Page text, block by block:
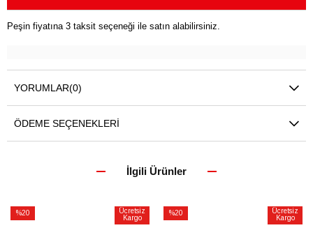
Peşin fiyatına 3 taksit seçeneği ile satın alabilirsiniz.
YORUMLAR(0)
ÖDEME SEÇENEKLERI
İlgili Ürünler
%20
Ücretsiz
Kargo
%20
Ücretsiz
Kargo